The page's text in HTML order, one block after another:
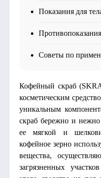
Показания для
Противопоказания
Советы по
Кофейный скраб
косметическим
уникальным
скраб бережно и нежно
ее мягкой и
кофейное зерно
вещества,
загрязненных